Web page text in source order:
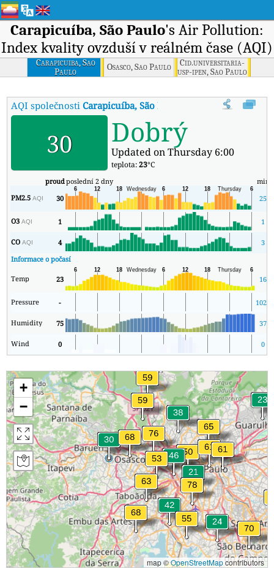
Carapicuíba, São Paulo's Air Pollution:
Index kvality ovzduší v reálném čase (AQI)
Carapicuiba, Sao
Paulo
Osasco, Sao Paulo
Cid.universitaria-
usp-ipen, Sao Paulo
AQI společnostiCarapicuíba, São Paulo Index kvality vzduchu
30 Dobrý
Updated on Thursday 6:00
teplota:23°C
proudposlední 2 dny min
PM2.5AQI 30 25
O3AQI 1 1
COAQI 4
3
Informace o počasí
Temp 23 16
Pressure - 1028
Humidity 75 37
Wind 0 0
+
−
map ©OpenStreetMapcontributors